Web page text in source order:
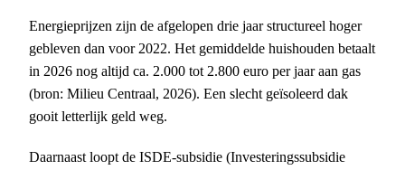
Energieprijzen zijn de afgelopen drie jaar structureel hoger
gebleven dan voor 2022. Het gemiddelde huishouden betaalt
in 2026 nog altijd ca. 2.000 tot 2.800 euro per jaar aan gas
(bron: Milieu Centraal, 2026). Een slecht geïsoleerd dak
gooit letterlijk geld weg.
Daarnaast loopt de ISDE-subsidie (Investeringssubsidie